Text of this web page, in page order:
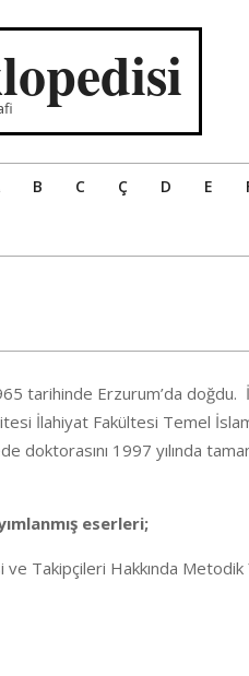
B C Ç D E
tarihinde Erzurum’da doğdu.
İlahiyat Fakültesi Temel
doktorasını 1997 yılında
eserleri;
ve Takipçileri Hakkında Metodik